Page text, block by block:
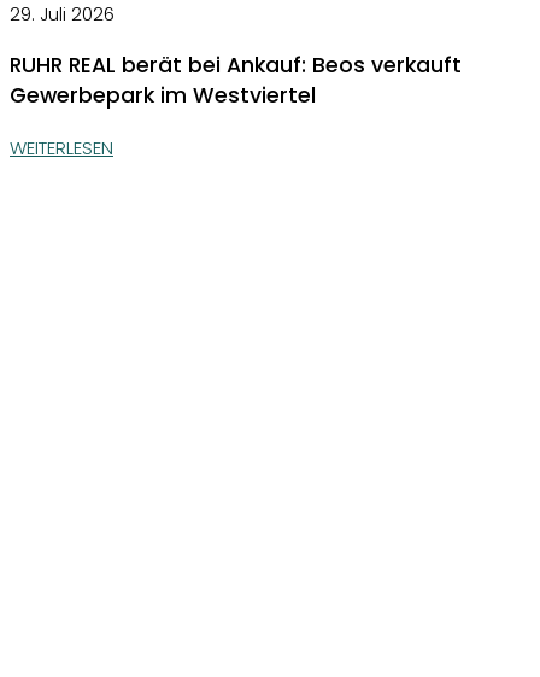
29. Juli 2026
RUHR REAL berät bei Ankauf: Beos verkauft
Gewerbepark im Westviertel
WEITERLESEN